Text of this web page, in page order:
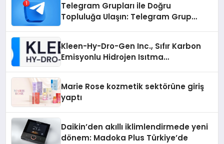
Telegram Grupları ile Doğru
Topluluğa Ulaşın: Telegram Grup
Kleen-Hy-Dro-Gen Inc., Sıfır Karbon
Emisyonlu Hidrojen Isıtma
Marie Rose kozmetik sektörüne giriş
yaptı
Daikin’den akıllı iklimlendirmede yeni
dönem: Madoka Plus Türkiye’de